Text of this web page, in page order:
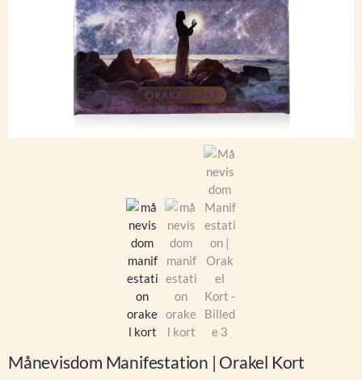
Månevisdom Manifestation | Orakel Kort